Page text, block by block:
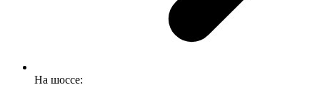
На шоссе: